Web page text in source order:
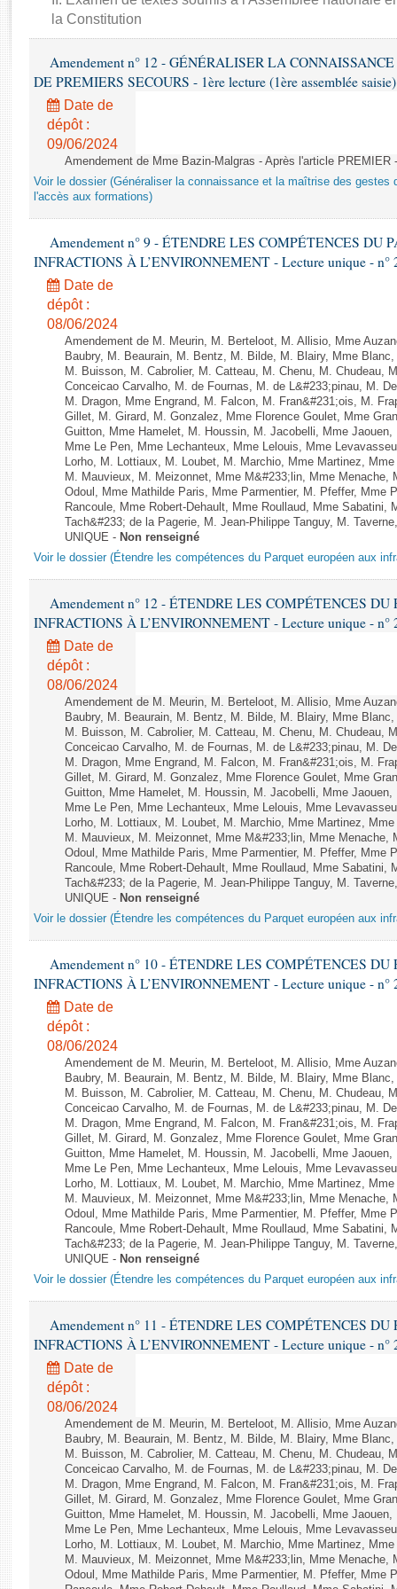
Rapports d'enquête
Rapports législatifs
Baromètre de l’application des lois
Dossiers législatifs
Budget et sécurité sociale
Questions écrites et orales
Comptes rendus des débats
la Constitution
Amendement n° 12 - GÉNÉRALISER LA
DE PREMIERS SECOURS - 1ère lecture (1ère assemblée
Date de
dépôt :
09/06/2024
Amendement de Mme Bazin-Malgras - Après l'article PREMIER
Voir le dossier (Généraliser la connaissance et la maîtrise des gestes
l'accès aux formations)
Amendement n° 9 - ÉTENDRE LES COMPÉTENCES DU
INFRACTIONS À L’ENVIRONNEMENT - Lecture unique - n°
Date de
dépôt :
08/06/2024
Amendement de M. Meurin, M. Berteloot, M. Allisio, Mme
Baubry, M. Beaurain, M. Bentz, M. Bilde, M. Blairy, Mme
M. Buisson, M. Cabrolier, M. Catteau, M. Chenu, M. Chudeau,
Conceicao Carvalho, M. de Fournas, M. de L&#233;pinau, M.
M. Dragon, Mme Engrand, M. Falcon, M. Fran&#231;ois, M.
Gillet, M. Girard, M. Gonzalez, Mme Florence Goulet, Mme
Guitton, Mme Hamelet, M. Houssin, M. Jacobelli, Mme
Mme Le Pen, Mme Lechanteux, Mme Lelouis, Mme
Lorho, M. Lottiaux, M. Loubet, M. Marchio, Mme Martinez,
M. Mauvieux, M. Meizonnet, Mme M&#233;lin, Mme Menache,
Odoul, Mme Mathilde Paris, Mme Parmentier, M. Pfeffer, Mme
Rancoule, Mme Robert-Dehault, Mme Roullaud, Mme
Tach&#233; de la Pagerie, M. Jean-Philippe Tanguy, M.
UNIQUE - Non renseigné
Voir le dossier (Étendre les compétences du Parquet européen aux
Amendement n° 12 - ÉTENDRE LES COMPÉTENCES
INFRACTIONS À L’ENVIRONNEMENT - Lecture unique - n°
Date de
dépôt :
08/06/2024
Amendement de M. Meurin, M. Berteloot, M. Allisio, Mme
Baubry, M. Beaurain, M. Bentz, M. Bilde, M. Blairy, Mme
M. Buisson, M. Cabrolier, M. Catteau, M. Chenu, M. Chudeau,
Conceicao Carvalho, M. de Fournas, M. de L&#233;pinau, M.
M. Dragon, Mme Engrand, M. Falcon, M. Fran&#231;ois, M.
Gillet, M. Girard, M. Gonzalez, Mme Florence Goulet, Mme
Guitton, Mme Hamelet, M. Houssin, M. Jacobelli, Mme
Mme Le Pen, Mme Lechanteux, Mme Lelouis, Mme
Lorho, M. Lottiaux, M. Loubet, M. Marchio, Mme Martinez,
M. Mauvieux, M. Meizonnet, Mme M&#233;lin, Mme Menache,
Odoul, Mme Mathilde Paris, Mme Parmentier, M. Pfeffer, Mme
Rancoule, Mme Robert-Dehault, Mme Roullaud, Mme
Tach&#233; de la Pagerie, M. Jean-Philippe Tanguy, M.
UNIQUE - Non renseigné
Voir le dossier (Étendre les compétences du Parquet européen aux
Amendement n° 10 - ÉTENDRE LES COMPÉTENCES
INFRACTIONS À L’ENVIRONNEMENT - Lecture unique - n°
Date de
dépôt :
08/06/2024
Amendement de M. Meurin, M. Berteloot, M. Allisio, Mme
Baubry, M. Beaurain, M. Bentz, M. Bilde, M. Blairy, Mme
M. Buisson, M. Cabrolier, M. Catteau, M. Chenu, M. Chudeau,
Conceicao Carvalho, M. de Fournas, M. de L&#233;pinau, M.
M. Dragon, Mme Engrand, M. Falcon, M. Fran&#231;ois, M.
Gillet, M. Girard, M. Gonzalez, Mme Florence Goulet, Mme
Guitton, Mme Hamelet, M. Houssin, M. Jacobelli, Mme
Mme Le Pen, Mme Lechanteux, Mme Lelouis, Mme
Lorho, M. Lottiaux, M. Loubet, M. Marchio, Mme Martinez,
M. Mauvieux, M. Meizonnet, Mme M&#233;lin, Mme Menache,
Odoul, Mme Mathilde Paris, Mme Parmentier, M. Pfeffer, Mme
Rancoule, Mme Robert-Dehault, Mme Roullaud, Mme
Tach&#233; de la Pagerie, M. Jean-Philippe Tanguy, M.
UNIQUE - Non renseigné
Voir le dossier (Étendre les compétences du Parquet européen aux
Amendement n° 11 - ÉTENDRE LES COMPÉTENCES
INFRACTIONS À L’ENVIRONNEMENT - Lecture unique - n°
Date de
dépôt :
08/06/2024
Amendement de M. Meurin, M. Berteloot, M. Allisio, Mme
Baubry, M. Beaurain, M. Bentz, M. Bilde, M. Blairy, Mme
M. Buisson, M. Cabrolier, M. Catteau, M. Chenu, M. Chudeau,
Conceicao Carvalho, M. de Fournas, M. de L&#233;pinau, M.
M. Dragon, Mme Engrand, M. Falcon, M. Fran&#231;ois, M.
Gillet, M. Girard, M. Gonzalez, Mme Florence Goulet, Mme
Guitton, Mme Hamelet, M. Houssin, M. Jacobelli, Mme
Mme Le Pen, Mme Lechanteux, Mme Lelouis, Mme
Lorho, M. Lottiaux, M. Loubet, M. Marchio, Mme Martinez,
M. Mauvieux, M. Meizonnet, Mme M&#233;lin, Mme Menache,
Odoul, Mme Mathilde Paris, Mme Parmentier, M. Pfeffer, Mme